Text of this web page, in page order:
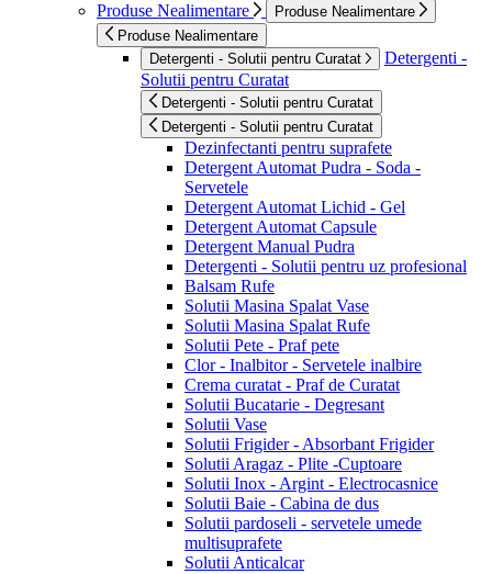
Produse Nealimentare
Produse Nealimentare
Produse Nealimentare
Detergenti - Solutii pentru Curatat
Detergenti -
Solutii pentru Curatat
Detergenti - Solutii pentru Curatat
Detergenti - Solutii pentru Curatat
Dezinfectanti pentru suprafete
Detergent Automat Pudra - Soda -
Servetele
Detergent Automat Lichid - Gel
Detergent Automat Capsule
Detergent Manual Pudra
Detergenti - Solutii pentru uz profesional
Balsam Rufe
Solutii Masina Spalat Vase
Solutii Masina Spalat Rufe
Solutii Pete - Praf pete
Clor - Inalbitor - Servetele inalbire
Crema curatat - Praf de Curatat
Solutii Bucatarie - Degresant
Solutii Vase
Solutii Frigider - Absorbant Frigider
Solutii Aragaz - Plite -Cuptoare
Solutii Inox - Argint - Electrocasnice
Solutii Baie - Cabina de dus
Solutii pardoseli - servetele umede
multisuprafete
Solutii Anticalcar